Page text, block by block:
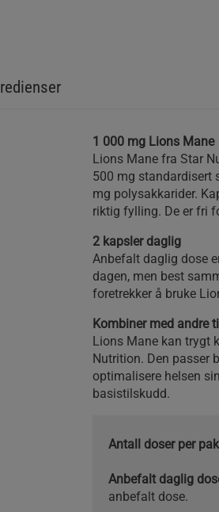
1 000 mg Lions Mane
Lions Mane fra Star
500 mg standardisert
mg polysakkarider.
riktig fylling. De er fri
2 kapsler daglig
Anbefalt daglig dose
dagen, men best
foretrekker å bruke
Kombiner med andre
Lions Mane kan trygt
Nutrition. Den passer
optimalisere helsen
basistilskudd.
Antall doser per
Anbefalt daglig
anbefalt dose.